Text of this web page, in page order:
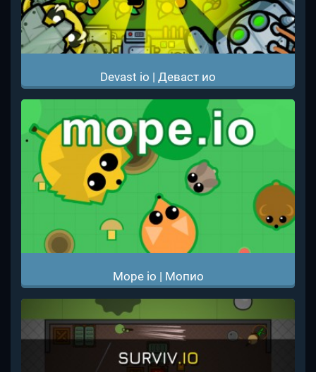
Devast io | Деваст ио
Mope io | Мопио